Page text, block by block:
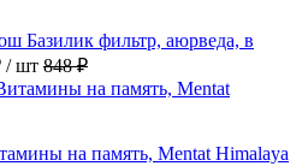
Базилик фильтр, аюрведа, в
/ шт 848 ₽
на память, Mentat Himalaya